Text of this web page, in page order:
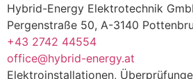
Hybrid-Energy Elektrotechnik
Pergenstraße 50, A-3140
+43 2742 44554
office@hybrid-energy.at
Elektroinstallationen,